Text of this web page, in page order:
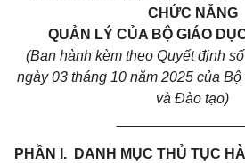
CHỨC NĂNG
QUẢN LÝ CỦA BỘ GIÁO
(Ban hành kèm theo Quyết định
ngày 03 tháng 10 năm 2025 của
và Đào tạo)
PHẦN I. DANH MỤC THỦ TỤC